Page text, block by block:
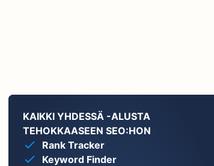
KAIKKI YHDESSÄ -ALUSTA
TEHOKKAASEEN SEO:HON
Rank Tracker
Keyword Finder